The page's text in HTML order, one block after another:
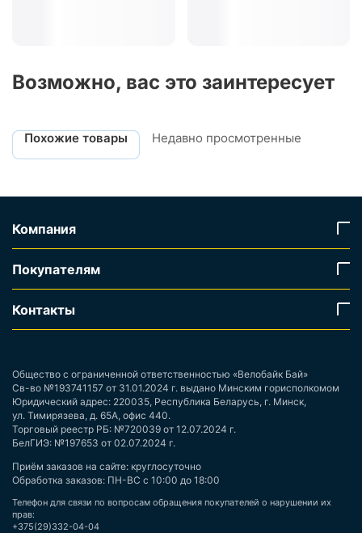
Возможно, вас это заинтересует
Похожие товары Недавно просмотренные
Компания
Покупателям
Контакты
Общество с ограниченной ответственностью «Велобайк Бай»
Св-во №193741157 от 31.01.2024 г. выдано Минским горисполкомом
Юридический адрес: 220035, Республика Беларусь, г. Минск,
ул. Тимирязева, д. 65А, офис 440.
Торговый реестр РБ: №720039 от 12.07.2024 г.
БелГИЭ: №197653 от 02.07.2024 г.
Приём заказов на сайте: круглосуточно
Обработка заказов: ПН-ВС с 10:00 до 18:00
Телефон для связи по вопросам обращения покупателей о нарушении их
прав:
+375(29)332-04-04